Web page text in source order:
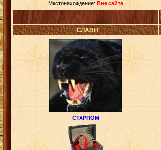
Местонахождение: Вне сайта
СЛАВН
СТАРПОМ